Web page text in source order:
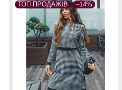
ТОП ПРОДАЖІВ –14%